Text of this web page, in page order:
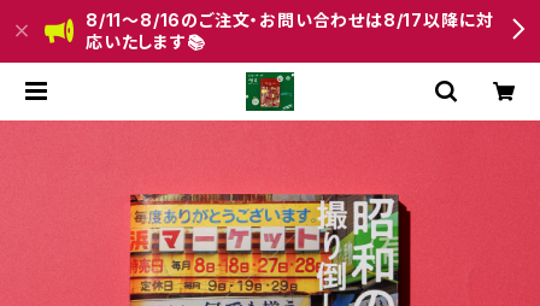
8/11〜8/16のご注文・お問い合わせは8/17以降に対
応いたします📚